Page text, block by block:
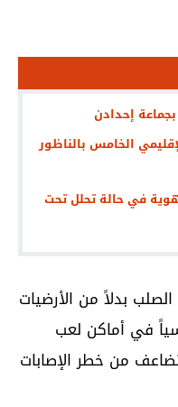
إحدادن
الخامس بالناظور
في حالة تحلل تحت
بدلاً من الأرضيات
في أماكن لعب
من خطر الإصابات